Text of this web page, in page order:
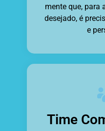
mente que, para
desejado, é
e
Time